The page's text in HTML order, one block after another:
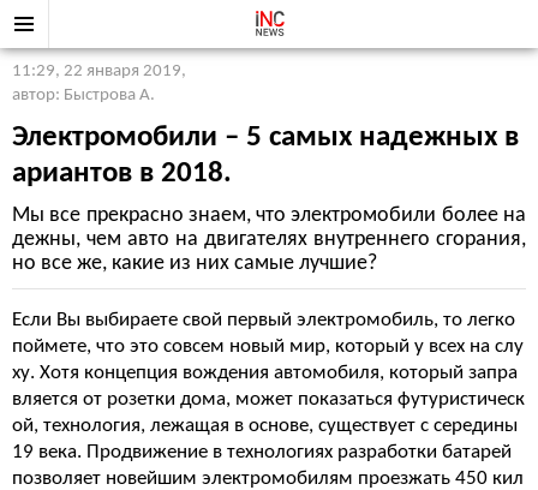
11:29, 22 января 2019,
автор: Быстрова А.
Электромобили – 5 самых надежных в
ариантов в 2018.
Мы все прекрасно знаем, что электромобили более на
дежны, чем авто на двигателях внутреннего сгорания,
но все же, какие из них самые лучшие?
Если Вы выбираете свой первый электромобиль, то легко
поймете, что это совсем новый мир, который у всех на слу
ху. Хотя концепция вождения автомобиля, который запра
вляется от розетки дома, может показаться футуристическ
ой, технология, лежащая в основе, существует с середины
19 века. Продвижение в технологиях разработки батарей
позволяет новейшим электромобилям проезжать 450 кил